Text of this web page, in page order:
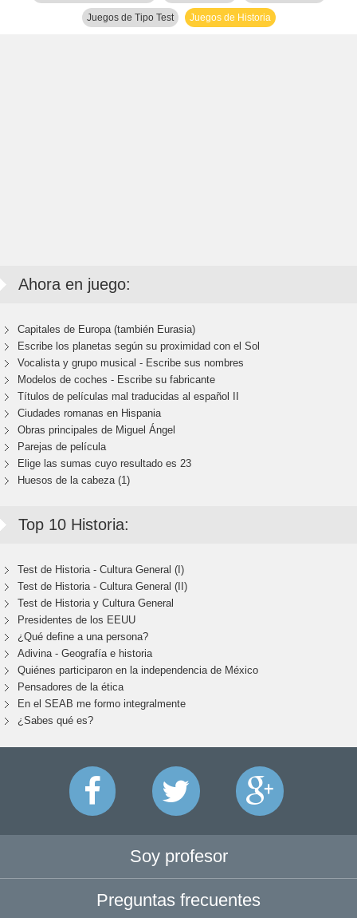
Juegos de Tipo Test Juegos de Historia
Ahora en juego:
Capitales de Europa (también Eurasia)
Escribe los planetas según su proximidad con el Sol
Vocalista y grupo musical - Escribe sus nombres
Modelos de coches - Escribe su fabricante
Títulos de películas mal traducidas al español II
Ciudades romanas en Hispania
Obras principales de Miguel Ángel
Parejas de película
Elige las sumas cuyo resultado es 23
Huesos de la cabeza (1)
Top 10 Historia:
Test de Historia - Cultura General (I)
Test de Historia - Cultura General (II)
Test de Historia y Cultura General
Presidentes de los EEUU
¿Qué define a una persona?
Adivina - Geografía e historia
Quiénes participaron en la independencia de México
Pensadores de la ética
En el SEAB me formo integralmente
¿Sabes qué es?
Soy profesor
Preguntas frecuentes